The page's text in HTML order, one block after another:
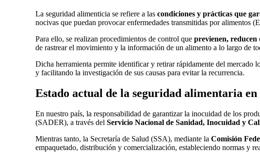
La seguridad alimenticia se refiere a las condiciones y prácticas que
nocivas que puedan provocar enfermedades transmitidas por alimentos
Para ello, se realizan procedimientos de control que previenen, reducen
de rastrear el movimiento y la información de un alimento a lo largo de
Dicha herramienta permite identificar y retirar rápidamente del mercado
y facilitando la investigación de sus causas para evitar la recurrencia.
Estado actual de la seguridad alimentaria
En nuestro país, la responsabilidad de garantizar la inocuidad de los
(SADER), a través del Servicio Nacional de Sanidad, Inocuidad y
Mientras tanto, la Secretaría de Salud (SSA), mediante la Comisión
empaquetado, distribución y comercialización, estableciendo normas y